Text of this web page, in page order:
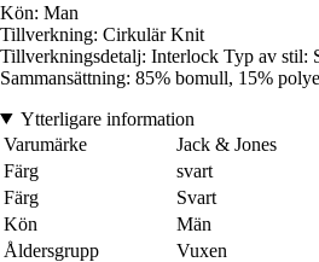
Kön: Man
Tillverkning: Cirkulär Knit
Tillverkningsdetalj: Interlock Typ av stil:
Sammansättning: 85% bomull, 15%
Ytterligare information
Varumärke
Jack & Jones
Färg
svart
Färg
Svart
Kön
Män
Åldersgrupp
Vuxen